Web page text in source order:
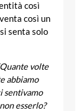
così
così un
senta solo
volte
abbiamo
sentivamo
esserlo?